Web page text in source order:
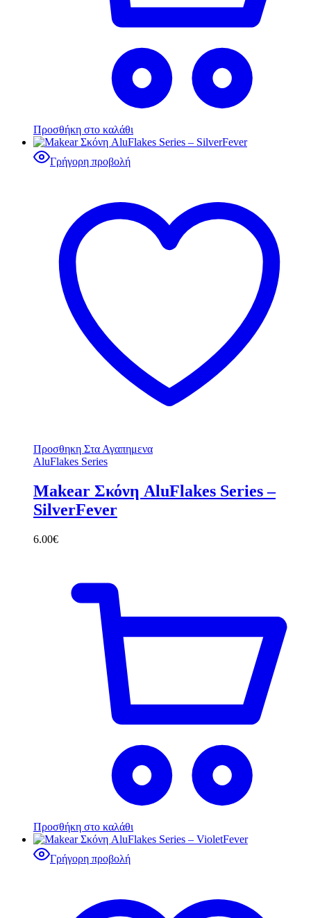
Προσθήκη στο καλάθι
Γρήγορη προβολή
Προσθηκη Στα Αγαπημενα
AluFlakes Series
Makear Σκόνη AluFlakes Series –
SilverFever
6.00€
Προσθήκη στο καλάθι
Γρήγορη προβολή